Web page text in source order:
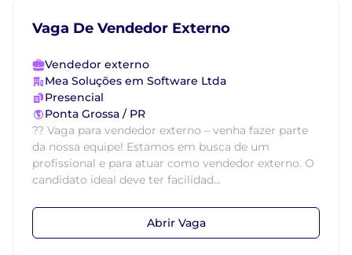
Vaga De Vendedor Externo
Vendedor externo
Mea Soluções em Software Ltda
Presencial
Ponta Grossa / PR
?? Vaga para vendedor externo – venha fazer parte
da nossa equipe! Estamos em busca de um
profissional e para atuar como vendedor externo. O
candidato ideal deve ter facilidad...
Abrir Vaga